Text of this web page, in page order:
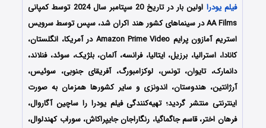
فیلم یودرا
اولین بار در تاریخ 20 سپتامبر سال 2024 توسط کمپانی
AA Films در سینماهای کشور هند اکران شد، سپس توسط سرویس
استریم آمازون پرایم Amazon Prime Video در آمریکا، انگلستان،
کانادا، استرالیا، برزیل، ایتالیا، فرانسه، آلمان، بلژیک، سوئد، فنلاند،
دانمارک، تایوان، تونس، لوکزامبورگ، آفریقای جنوبی، سوئیس،
آرژانتین، هندوستان، اندونزی و سایر کشورها همزمان به صورت
اینترنتی منتشر گردید؛ تهیه‌کنندگی فیلم یودرا را ساچین آگاروال،
فرهان اختر، قاسم جاگماگیا، رنگاراجان جایپراکاش، سوراب کهندلوال،